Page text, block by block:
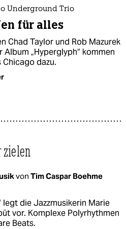
Underground Trio
für alles
Chad Taylor und Rob Mazurek
Album „Hyperglyph“ kommen
Chicago dazu.
zielen
von Tim Caspar Boehme
legt die Jazzmusikerin Marie
vor. Komplexe Polyrhythmen
Beats.